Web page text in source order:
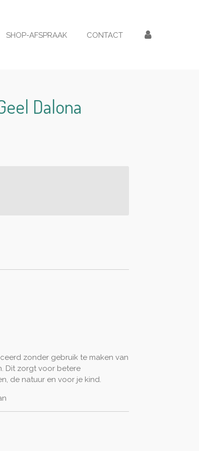
SHOP-AFSPRAAK CONTACT
Dalona
zonder gebruik te maken van
Dit zorgt voor betere
de natuur en voor je kind.